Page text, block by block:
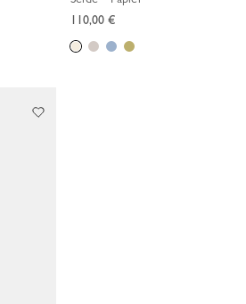
110,00 €